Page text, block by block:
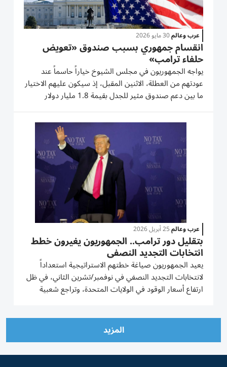
عرب وعالم30 مايو 2026
انقسام جمهوري بسبب صندوق «تعويض
حلفاء ترامب»
يواجه الجمهوريون في مجلس الشيوخ خياراً حاسماً عند
عودتهم من العطلة، الاثنين المقبل، إذ سيكون عليهم الاختيار
ما بين دعم صندوق مثير للجدل بقيمة 1.8 مليار دولار
يقترحه الرئيس دونالد ترامب، تحت مسمى «مكافحة
تسييس الدولة» لمصلحة حلفائه السياسيين، أو تحدي رئيس
أنهى، مؤخراً،...
عرب وعالم25 أبريل 2026
بتقليل دور ترامب.. الجمهوريون يغيرون خطط
انتخابات التجديد النصفي
يعيد الجمهوريون صياغة خطتهم الاستراتيجية استعداداً
لانتخابات التجديد النصفي في نوفمبر/تشرين الثاني، في ظل
ارتفاع أسعار الوقود في الولايات المتحدة، وتراجع شعبية
المزيد